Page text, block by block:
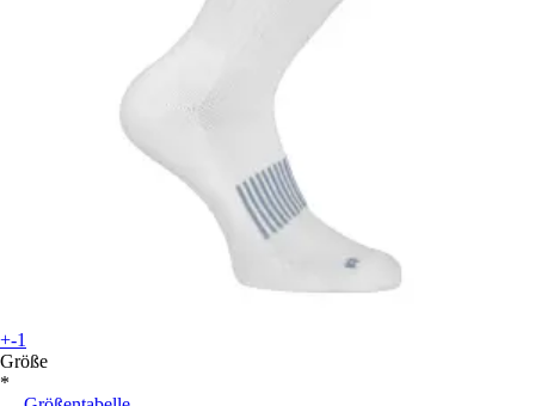
+-1
Größe
*